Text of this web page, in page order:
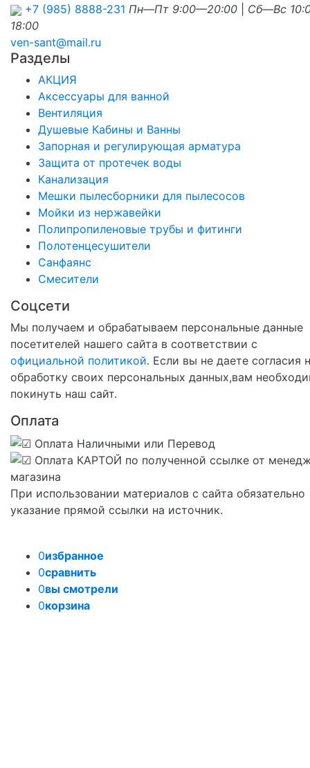
+7 (985) 8888-231 Пн—Пт 9:00—20:00
Сб—Вс
18:00
ven-sant@mail.ru
Разделы
АКЦИЯ
Аксессуары для ванной
Вентиляция
Душевые Кабины и Ванны
Запорная и регулирующая арматура
Защита от протечек воды
Канализация
Мешки пылесборники для пылесосов
Мойки из нержавейки
Полипропиленовые трубы и фитинги
Полотенцесушители
Санфаянс
Смесители
Соцсети
Мы получаем и обрабатываем персональные данные
посетителей нашего сайта в соответствии с
официальной политикой. Если вы не даете согласия
обработку своих персональных данных,вам
покинуть наш сайт.
Оплата
При использовании материалов с сайта обязательно
указание прямой ссылки на источник.
0избранное
0сравнить
0вы смотрели
0корзина